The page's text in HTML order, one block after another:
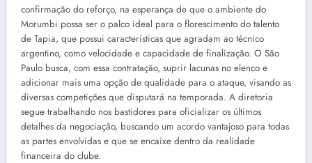
confirmação do reforço, na esperança de que o ambiente do
Morumbi possa ser o palco ideal para o florescimento do talento
de Tapia, que possui características que agradam ao técnico
argentino, como velocidade e capacidade de finalização. O São
Paulo busca, com essa contratação, suprir lacunas no elenco e
adicionar mais uma opção de qualidade para o ataque, visando as
diversas competições que disputará na temporada. A diretoria
segue trabalhando nos bastidores para oficializar os últimos
detalhes da negociação, buscando um acordo vantajoso para todas
as partes envolvidas e que se encaixe dentro da realidade
financeira do clube.